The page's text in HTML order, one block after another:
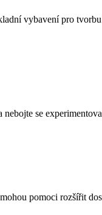
vybavení pro
se
pomoci rozšířit